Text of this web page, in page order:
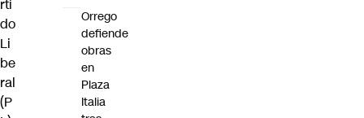
rti
do
Li
be
ral
(P
Orrego
defiende
obras
en
Plaza
Italia